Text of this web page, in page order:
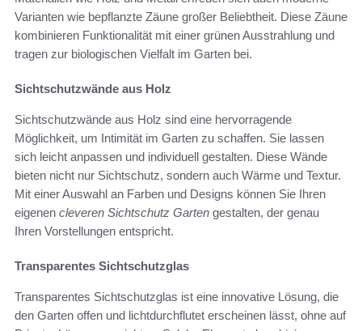
Varianten wie bepflanzte Zäune großer Beliebtheit. Diese Zäune
kombinieren Funktionalität mit einer grünen Ausstrahlung und
tragen zur biologischen Vielfalt im Garten bei.
Sichtschutzwände aus Holz
Sichtschutzwände aus Holz sind eine hervorragende
Möglichkeit, um Intimität im Garten zu schaffen. Sie lassen
sich leicht anpassen und individuell gestalten. Diese Wände
bieten nicht nur Sichtschutz, sondern auch Wärme und Textur.
Mit einer Auswahl an Farben und Designs können Sie Ihren
eigenen cleveren Sichtschutz Garten gestalten, der genau
Ihren Vorstellungen entspricht.
Transparentes Sichtschutzglas
Transparentes Sichtschutzglas ist eine innovative Lösung, die
den Garten offen und lichtdurchflutet erscheinen lässt, ohne auf